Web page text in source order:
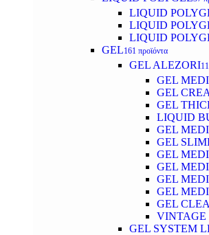
LIQUID
LIQUID
LIQUID
GEL161 προϊόντα
GEL ALEZORI
GEL
GEL
GEL
LIQUID
GEL
GEL
GEL
GEL
GEL
GEL
GEL
VINTAGE
GEL SYSTEM